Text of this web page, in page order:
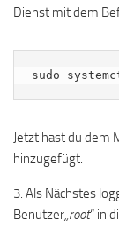
Dienst mit dem
sudo
Jetzt hast du dem
hinzugefügt.
3. Als Nächstes
Benutzer„root“ in